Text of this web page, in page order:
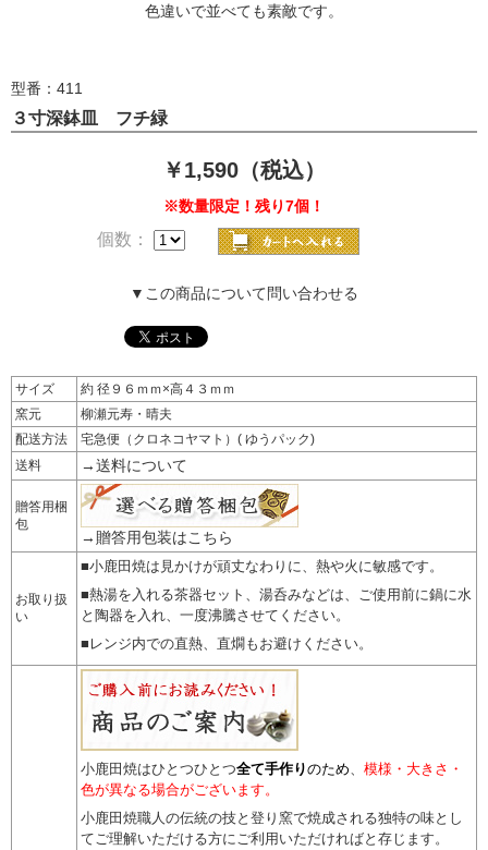
色違いで並べても素敵です。
型番：411
３寸深鉢皿 フチ緑
￥1,590（税込）
※数量限定！残り7個！
個数：
▼この商品について問い合わせる
サイズ
約 径９６ｍｍ×高４３ｍｍ
窯元
柳瀬元寿・晴夫
配送方法
宅急便（クロネコヤマト）( ゆうパック)
送料
→送料について
贈答用梱
包
→贈答用包装はこちら
お取り扱
い
■小鹿田焼は見かけが頑丈なわりに、熱や火に敏感です。
■熱湯を入れる茶器セット、湯呑みなどは、ご使用前に鍋に水
と陶器を入れ、一度沸騰させてください。
■レンジ内での直熱、直燗もお避けください。
小鹿田焼はひとつひとつ全て手作りのため
模様・大きさ・
色が異なる場合がございます。
小鹿田焼職人の伝統の技と登り窯で焼成される独特の味とし
てご理解いただける方にご利用いただければと存じます。